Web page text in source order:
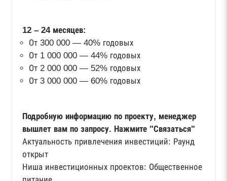
12 – 24 месяцев:
От 300 000 — 40% годовых
От 1 000 000 — 44% годовых
От 2 000 000 — 52% годовых
От 3 000 000 — 60% годовых
Подробную информацию по проекту, менеджер
вышлет вам по запросу. Нажмите "Связаться"
Актуальность привлечения инвестиций: Раунд
открыт
Ниша инвестиционных проектов: Общественное